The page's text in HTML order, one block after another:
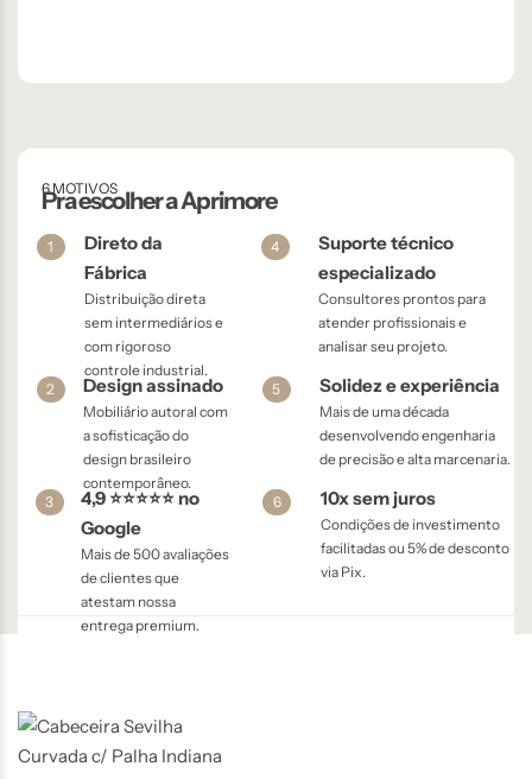
6 MOTIVOS
Pra escolher a Aprimore
1
Direto da
Fábrica
Distribuição direta
sem intermediários e
com rigoroso
controle industrial.
4
Suporte técnico
especializado
Consultores prontos para
atender profissionais e
analisar seu projeto.
2 Design assinado
Mobiliário autoral com
a sofisticação do
design brasileiro
contemporâneo.
5 Solidez e experiência
Mais de uma década
desenvolvendo engenharia
de precisão e alta marcenaria.
3
4,9 ⭐⭐⭐⭐⭐ no
Google
Mais de 500 avaliações
de clientes que
atestam nossa
entrega premium.
6 10x sem juros
Condições de investimento
facilitadas ou 5% de desconto
via Pix.